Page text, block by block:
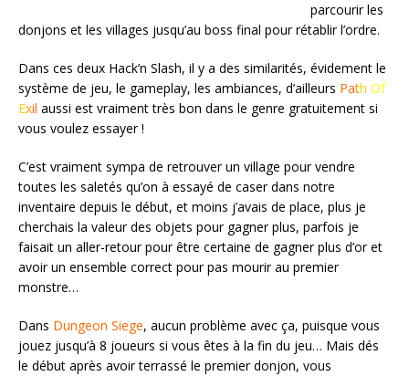
parcourir les
donjons et les villages jusqu’au boss final pour rétablir l’ordre.
Dans ces deux Hack’n Slash, il y a des similarités, évidement le
système de jeu, le gameplay, les ambiances, d’ailleurs Path Of
Exil aussi est vraiment très bon dans le genre gratuitement si
vous voulez essayer !
C’est vraiment sympa de retrouver un village pour vendre
toutes les saletés qu’on à essayé de caser dans notre
inventaire depuis le début, et moins j’avais de place, plus je
cherchais la valeur des objets pour gagner plus, parfois je
faisait un aller-retour pour être certaine de gagner plus d’or et
avoir un ensemble correct pour pas mourir au premier
monstre…
Dans Dungeon Siege, aucun problème avec ça, puisque vous
jouez jusqu’à 8 joueurs si vous êtes à la fin du jeu… Mais dés
le début après avoir terrassé le premier donjon, vous